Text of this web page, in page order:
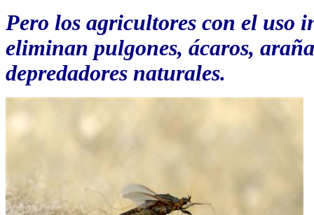
Pero los agricultores con el uso
eliminan pulgones, ácaros,
depredadores naturales.